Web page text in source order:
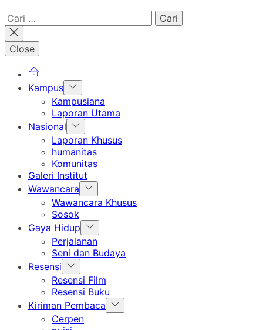
Cari
untuk:
Close
Kampus Show
sub
menu
Kampusiana
Laporan Utama
Nasional Show
sub
menu
Laporan Khusus
humanitas
Komunitas
Galeri Institut
Wawancara Show
sub
Wawancara Khusus
Sosok
Gaya Hidup Show
sub
menu
Perjalanan
Seni dan Budaya
Resensi Show
sub
menu
Resensi Film
Resensi Buku
Kiriman Pembaca Show
sub
Cerpen